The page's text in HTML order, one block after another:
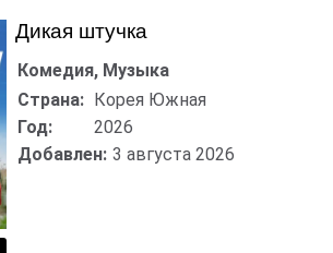
Дикая штучка
Комедия, Музыка
Страна: Корея Южная
Год:
2026
Добавлен: 3 августа 2026